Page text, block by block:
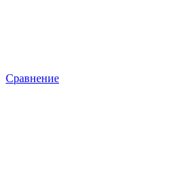
Сравнение